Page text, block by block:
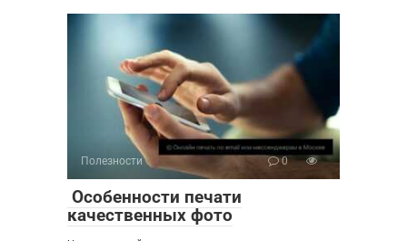
Полезности 0
Особенности печати
качественных фото